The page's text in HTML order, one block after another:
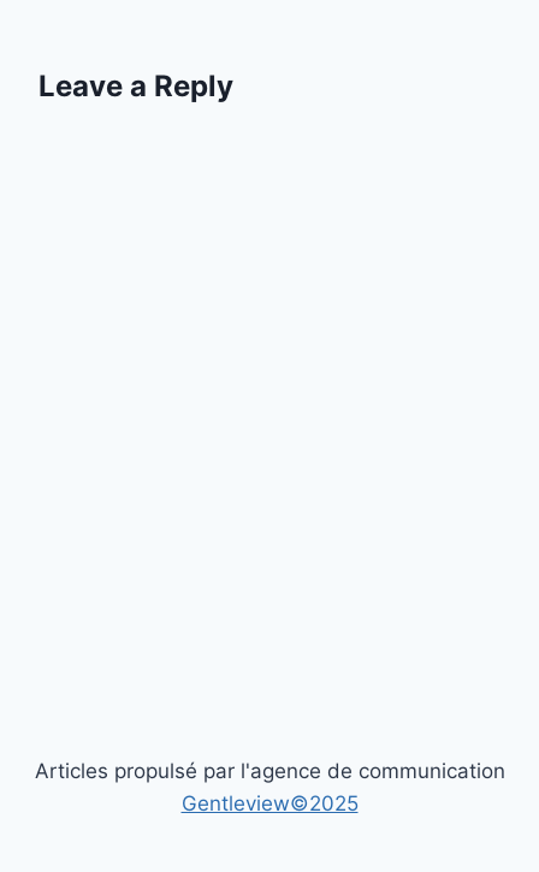
Leave a Reply
Articles propulsé par l'agence de communication
Gentleview©2025